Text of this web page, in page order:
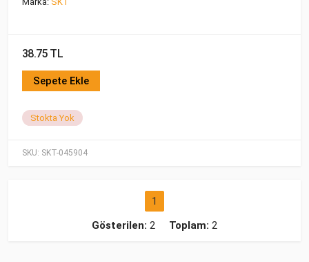
SKU: SKT-045904
38.75 TL
Sepete Ekle
Stokta Yok
1
Gösterilen: 2 Toplam: 2